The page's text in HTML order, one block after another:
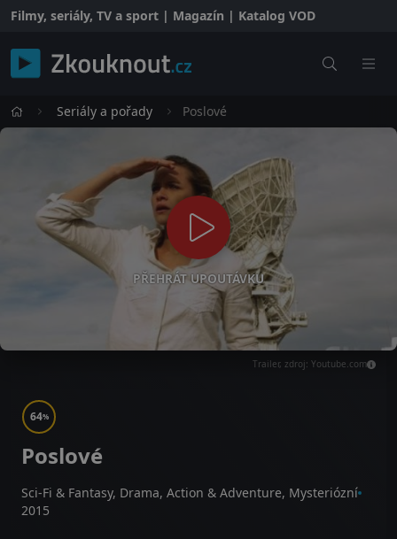
Filmy, seriály, TV a sport | Magazín | Katalog VOD
Seriály a pořady Poslové
PŘEHRÁT UPOUTÁVKU
Trailer, zdroj: Youtube.com
64%
Poslové
Sci-Fi & Fantasy, Drama, Action & Adventure, Mysteriózní
2015